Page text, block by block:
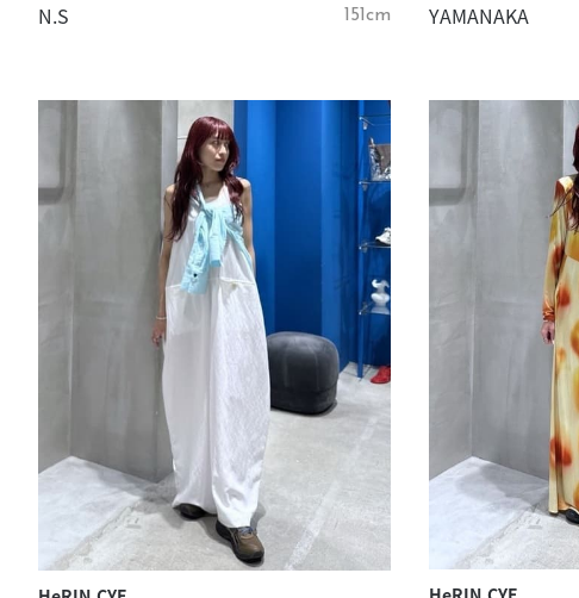
N.S 151cm YAMANAKA